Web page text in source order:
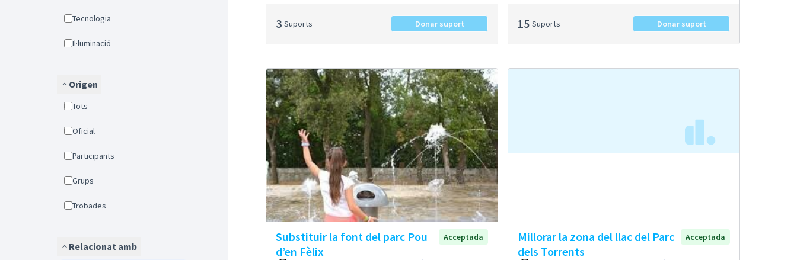
Tecnologia
Il·luminació
Origen
Tots
Oficial
Participants
Grups
Trobades
Relacionat amb
3 Suports Donar suport 15 Suports Donar suport
Substituir la font del parc Pou
d’en Fèlix
Acceptada
Millorar la zona del llac del Parc
dels Torrents
Acceptada